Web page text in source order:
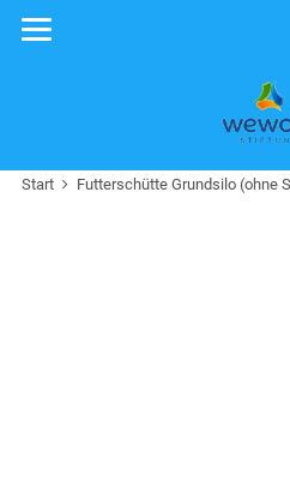
Start Futterschütte Grundsilo (ohne